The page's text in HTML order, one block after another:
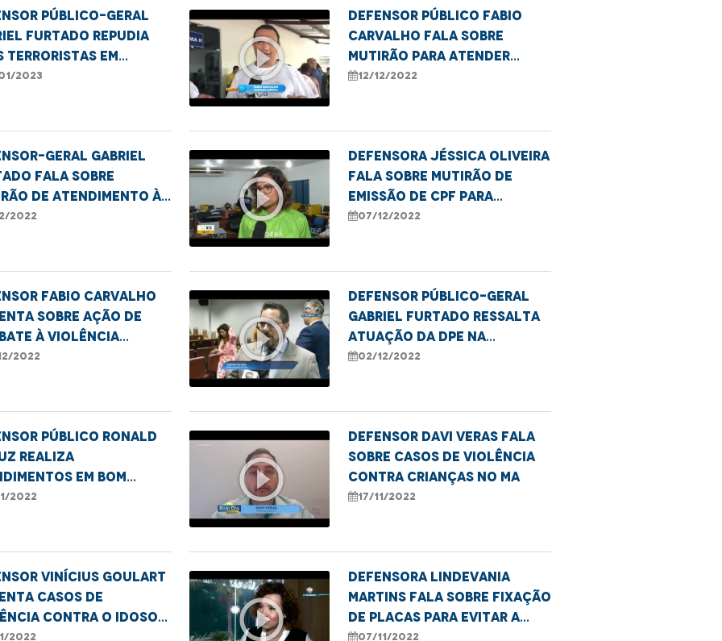
público-geral
Furtado repudia
terroristas em
2023 play_circle_outline
Defensor público Fabio
Carvalho fala sobre
mutirão para atender
PopRua em Imperatriz
12/12/2022
Geral Gabriel
fala sobre
de atendimento à
em situação de rua
2022 play_circle_outline
Defensora Jéssica Oliveira
fala sobre mutirão de
emissão de CPF para
estudantes de Imperatriz
07/12/2022
Fabio Carvalho
sobre ação de
à violência
a mulher em
2022 play_circle_outline
Defensor Público-Geral
Gabriel Furtado ressalta
atuação da DPE na
garantia dos direitos das
02/12/2022
público Ronald
realiza
em Bom
da Selva - MA
2022 play_circle_outline
Defensor Davi Veras fala
sobre casos de violência
contra crianças no MA
17/11/2022
Vinícius Goulart
casos de
contra o idoso
2022 play_circle_outline
Defensora Lindevania
Martins fala sobre fixação
de placas para evitar a
discriminação contra
07/11/2022